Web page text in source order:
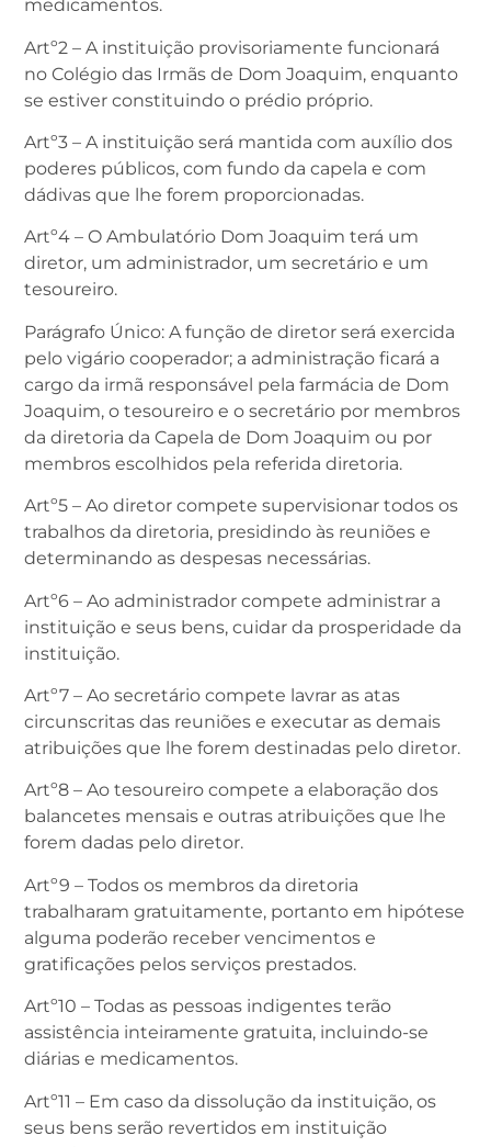
medicamentos.
Artº2 – A instituição provisoriamente funcionará
no Colégio das Irmãs de Dom Joaquim, enquanto
se estiver constituindo o prédio próprio.
Artº3 – A instituição será mantida com auxílio dos
poderes públicos, com fundo da capela e com
dádivas que lhe forem proporcionadas.
Artº4 – O Ambulatório Dom Joaquim terá um
diretor, um administrador, um secretário e um
tesoureiro.
Parágrafo Único: A função de diretor será exercida
pelo vigário cooperador; a administração ficará a
cargo da irmã responsável pela farmácia de Dom
Joaquim, o tesoureiro e o secretário por membros
da diretoria da Capela de Dom Joaquim ou por
membros escolhidos pela referida diretoria.
Artº5 – Ao diretor compete supervisionar todos os
trabalhos da diretoria, presidindo às reuniões e
determinando as despesas necessárias.
Artº6 – Ao administrador compete administrar a
instituição e seus bens, cuidar da prosperidade da
instituição.
Artº7 – Ao secretário compete lavrar as atas
circunscritas das reuniões e executar as demais
atribuições que lhe forem destinadas pelo diretor.
Artº8 – Ao tesoureiro compete a elaboração dos
balancetes mensais e outras atribuições que lhe
forem dadas pelo diretor.
Artº9 – Todos os membros da diretoria
trabalharam gratuitamente, portanto em hipótese
alguma poderão receber vencimentos e
gratificações pelos serviços prestados.
Artº10 – Todas as pessoas indigentes terão
assistência inteiramente gratuita, incluindo-se
diárias e medicamentos.
Artº11 – Em caso da dissolução da instituição, os
seus bens serão revertidos em instituição